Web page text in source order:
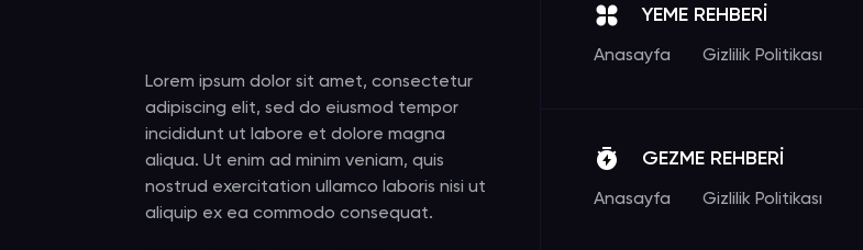
Lorem ipsum dolor sit amet, consectetur
adipiscing elit, sed do eiusmod tempor
incididunt ut labore et dolore magna
aliqua. Ut enim ad minim veniam, quis
nostrud exercitation ullamco laboris nisi ut
aliquip ex ea commodo consequat.
YEME REHBERİ
Anasayfa Gizlilik Politikası
GEZME REHBERİ
Anasayfa Gizlilik Politikası